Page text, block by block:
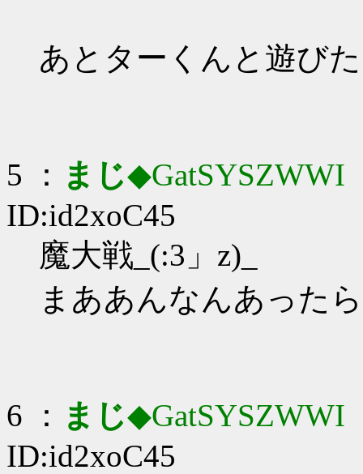
あとターくんと遊び
5 ： まじ◆GatSYSZWWI
ID:id2xoC45
魔大戦_(:3」z)_
まああんなんあった
6 ： まじ◆GatSYSZWWI
ID:id2xoC45